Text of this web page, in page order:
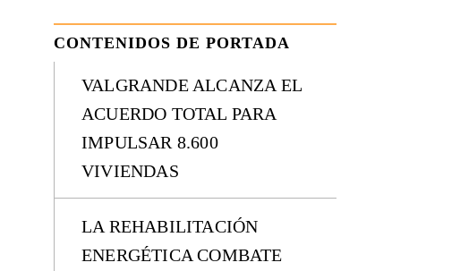
CONTENIDOS DE PORTADA
VALGRANDE ALCANZA EL
ACUERDO TOTAL PARA
IMPULSAR 8.600
VIVIENDAS
LA REHABILITACIÓN
ENERGÉTICA COMBATE